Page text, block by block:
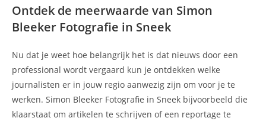
Ontdek de meerwaarde van Simon
Bleeker Fotografie in Sneek
Nu dat je weet hoe belangrijk het is dat nieuws door een
professional wordt vergaard kun je ontdekken welke
journalisten er in jouw regio aanwezig zijn om voor je te
werken. Simon Bleeker Fotografie in Sneek bijvoorbeeld die
klaarstaat om artikelen te schrijven of een reportage te